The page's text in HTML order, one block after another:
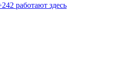
работают здесь